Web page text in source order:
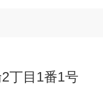
丁目1番1号